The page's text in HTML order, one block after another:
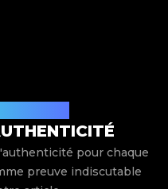
pour chaque
preuve indiscutable